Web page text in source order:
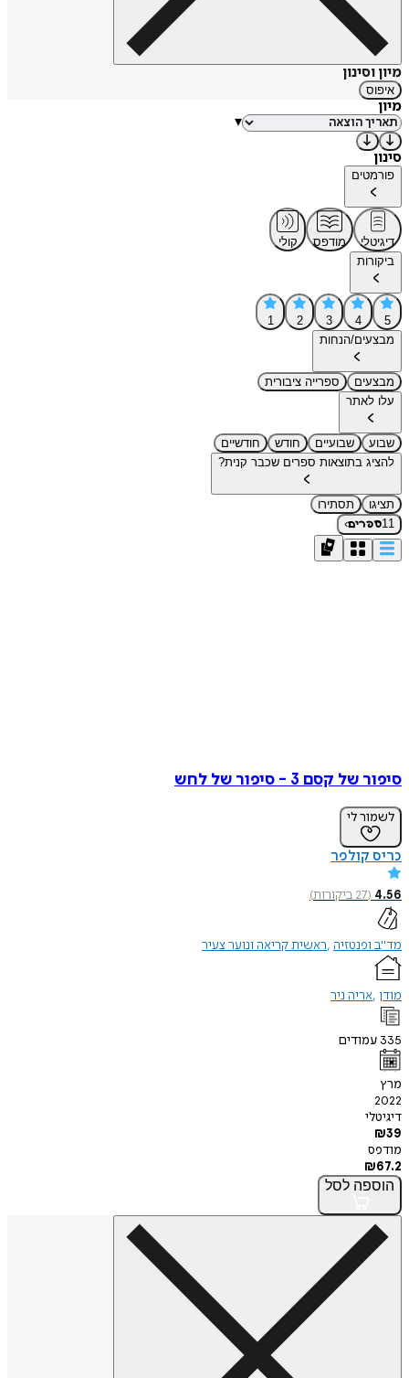
מיון וסינון
איפוס
מיון
▾
סינון
פורמטים
דיגיטלי מודפס
קולי
ביקורות
5
4
3
2
1
מבצעים/הנחות
מבצעים
ספרייה ציבורית
עלו לאתר
שבוע שבועיים חודש
חודשיים
להציג בתוצאות ספרים שכבר קנית?
תציגו
תסתירו
11ספרים›
סיפור של קסם 3 - סיפור של לחש
לשמור לי
כריס קולפר
4.56
(
27ביקורות)
מד"ב ופנטזיה ראשית קריאה ונוער צעיר
מודן אריה ניר
335 עמודים
מרץ
2022
דיגיטלי
₪39
מודפס
₪67.2
הוספה לסל